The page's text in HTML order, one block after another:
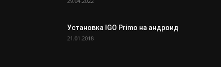
Установка IGO Primo на андроид
21.01.2018